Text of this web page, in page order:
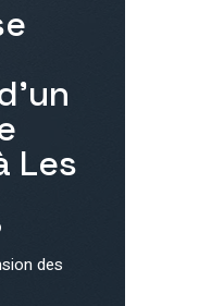
Les
des